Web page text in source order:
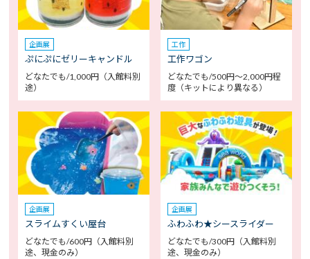
企画展
ぷにぷにゼリーキャンドル
どなたでも/1,000円（入館料別
途）
工作
工作ワゴン
どなたでも/500円～2,000円程
度（キットにより異なる）
企画展
スライムすくい屋台
どなたでも/600円（入館料別
途、現金のみ）
企画展
ふわふわ★シースライダー
どなたでも/300円（入館料別
途、現金のみ）